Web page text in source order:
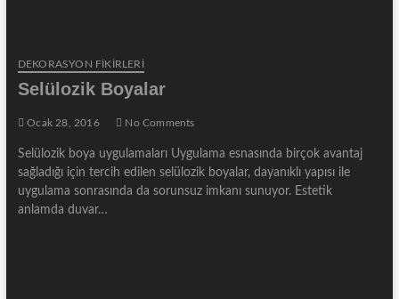
DEKORASYON FİKİRLERİ
Selülozik Boyalar
Ocak 28, 2016 No Comments
Selülozik boya uygulamaları Uygulama esnasında birçok avantaj
sağladığı için tercih edilen selülozik boyalar, dayanıklı yapısı ile
uygulama sonrasında da sorunsuz imkanı sunuyor. Estetik
anlamda duvar…